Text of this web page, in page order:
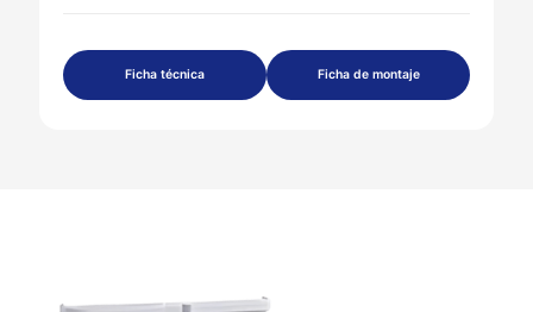
Ficha técnica Ficha de montaje